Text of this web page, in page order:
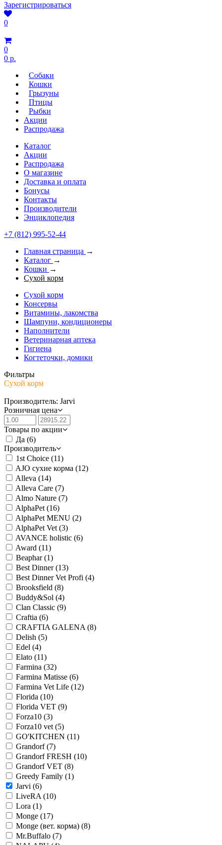
Зарегистрироваться
0
0
0 р.
Собаки
Кошки
Грызуны
Птицы
Рыбки
Акции
Распродажа
Каталог
Акции
Распродажа
О магазине
Доставка и оплата
Бонусы
Контакты
Производители
Энциклопедия
+7 (812) 995-52-44
Главная страница →
Каталог →
Кошки →
Сухой корм
Сухой корм
Консервы
Витамины, лакомства
Шампуни, кондиционеры
Наполнители
Ветеринарная аптека
Гигиена
Когтеточки, домики
Фильтры
Сухой корм
Производитель: Jarvi
Розничная цена
Товары по акции
Да (6)
Производитель
1st Choice (11)
AJO сухие корма (12)
Alleva (14)
Alleva Care (7)
Almo Nature (7)
AlphaPet (16)
AlphaPet MENU (2)
AlphaPet Vet (3)
AVANCE holistic (6)
Award (11)
Beaphar(1)
Best Dinner(13)
Best Dinner Vet Profi (4)
Brooksfield (8)
Buddy&Sol (4)
Clan Classic (9)
Craftia (6)
CRAFTIA GALENA (8)
Delish (5)
Edel (4)
Elato (11)
Farmina (32)
Farmina Matisse (6)
Farmina Vet Life (12)
Florida (10)
Florida VET (9)
Forza10 (3)
Forza10 vet (5)
GO'KITCHEN (11)
Grandorf(7)
Grandorf FRESH (10)
Grandorf VET (8)
Greedy Family (1)
Jarvi (6)
LiveRA (10)
Lora (1)
Monge (17)
Monge (вет. корма) (8)
Mr.Buffalo (7)